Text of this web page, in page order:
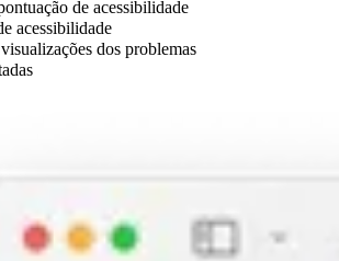
de acessibilidade
acessibilidade
dos problemas